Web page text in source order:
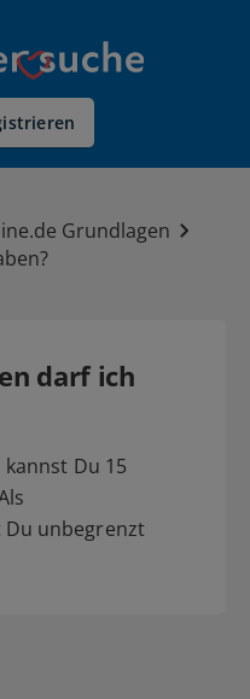
Grundlagen
darf ich
Du 15
unbegrenzt